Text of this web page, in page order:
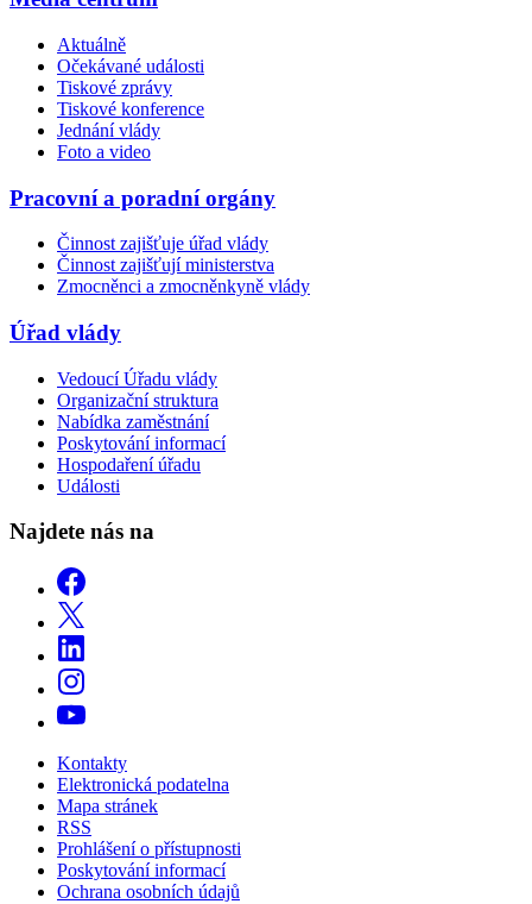
Aktuálně
Očekávané události
Tiskové zprávy
Tiskové konference
Jednání vlády
Foto a video
Pracovní a poradní orgány
Činnost zajišťuje úřad vlády
Činnost zajišťují ministerstva
Zmocněnci a zmocněnkyně vlády
Úřad vlády
Vedoucí Úřadu vlády
Organizační struktura
Nabídka zaměstnání
Poskytování informací
Hospodaření úřadu
Události
Najdete nás na
Kontakty
Elektronická podatelna
Mapa stránek
RSS
Prohlášení o přístupnosti
Poskytování informací
Ochrana osobních údajů